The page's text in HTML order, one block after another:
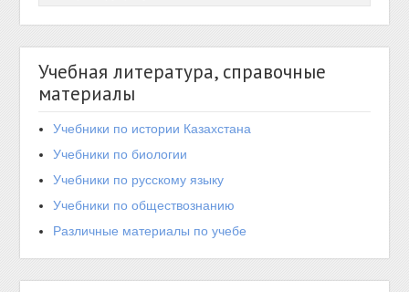
Учебная литература, справочные
материалы
Учебники по истории Казахстана
Учебники по биологии
Учебники по русскому языку
Учебники по обществознанию
Различные материалы по учебе